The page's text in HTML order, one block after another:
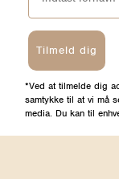
Tilmeld dig
*Ved at tilmelde dig
samtykke til at vi må
media. Du kan til